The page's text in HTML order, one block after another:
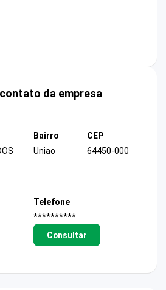
da empresa
Bairro
Uniao
CEP
64450-000
Telefone
**********
Consultar